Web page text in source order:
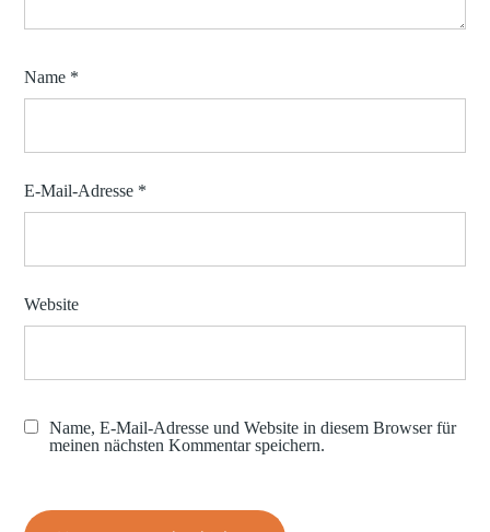
Name *
E-Mail-Adresse *
Website
Name, E-Mail-Adresse und Website in diesem Browser für
meinen nächsten Kommentar speichern.